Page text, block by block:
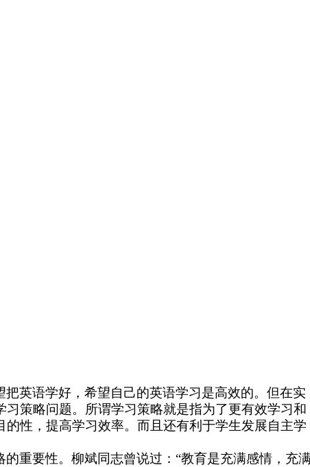
英语学好，希望自己的英语学习是高效的。但在实
策略问题。所谓学习策略就是指为了更有效学习和
性，提高学习效率。而且还有利于学生发展自主学
重要性。柳斌同志曾说过：“教育是充满感情，充